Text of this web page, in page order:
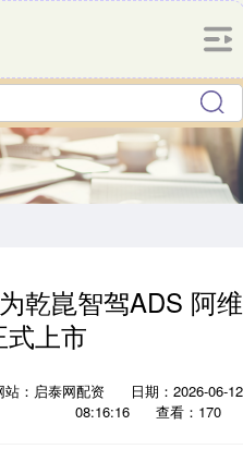
乾崑智驾ADS 阿维
式上市
站：启泰网配资
日期：2026-06-12
08:16:16
查看：170